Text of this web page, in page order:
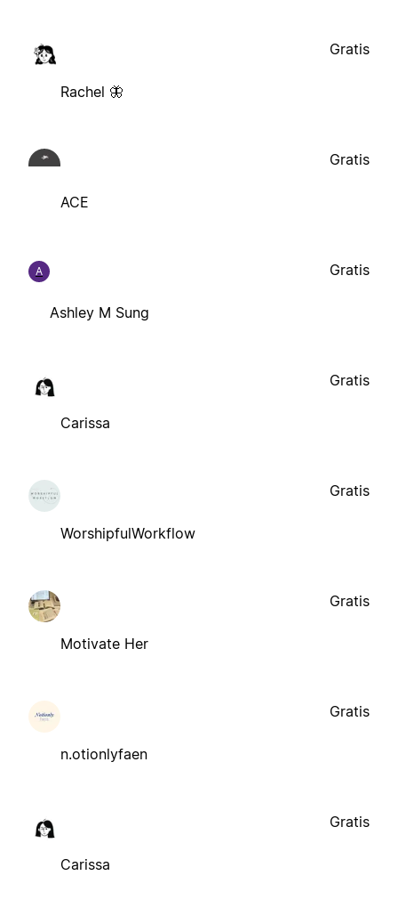
Rachel 🦋
Gratis
ACE
Gratis
A
Ashley M Sung
Gratis
Carissa
Gratis
WorshipfulWorkflow
Gratis
Motivate Her
Gratis
n.otionlyfaen
Gratis
Carissa
Gratis